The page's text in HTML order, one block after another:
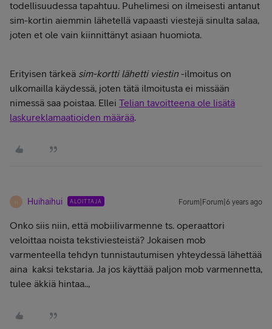
todellisuudessa tapahtuu. Puhelimesi on ilmeisesti antanut
sim-kortin aiemmin lähetellä vapaasti viestejä sinulta salaa,
joten et ole vain kiinnittänyt asiaan huomiota.
Erityisen tärkeä sim-kortti lähetti viestin-ilmoitus on
ulkomailla käydessä, joten tätä ilmoitusta ei missään
nimessä saa poistaa. Ellei Telian tavoitteena ole lisätä
laskureklamaatioiden määrää.
H Huihaihui ALOITTAJA Forum|Forum|6 years ago
Onko siis niin, että mobiilivarmenne ts. operaattori
veloittaa noista tekstiviesteistä? Jokaisen mob
varmenteella tehdyn tunnistautumisen yhteydessä lähettää
aina kaksi tekstaria. Ja jos käyttää paljon mob varmennetta,
tulee äkkiä hintaa..,